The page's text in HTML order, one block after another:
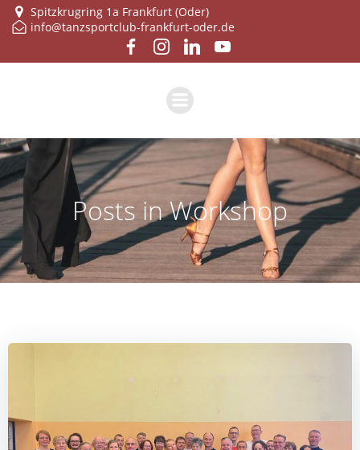
Zum
Inhalt
springen
Spitzkrugring 1a Frankfurt (Oder)
info@tanzsportclub-frankfurt-oder.de
Posts in Workshop